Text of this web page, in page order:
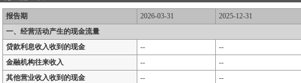
报告期 2026-03-31 2025-12-31
一、经营活动产生的现金流量
贷款利息收入收到的现金
-- --
金融机构往来收入
-- --
其他营业收入收到的现金
-- --